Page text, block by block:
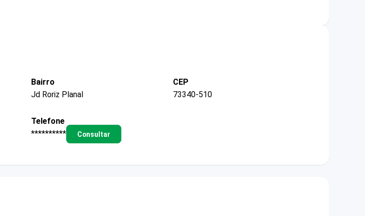
Bairro
Jd Roriz Planal
CEP
73340-510
Telefone
**********
Consultar